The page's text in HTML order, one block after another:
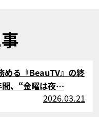
める『BeauTV』の終
、“金曜は夜…
2026.03.21